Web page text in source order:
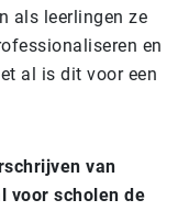
als leerlingen ze
en
al is dit voor een
van
voor scholen de